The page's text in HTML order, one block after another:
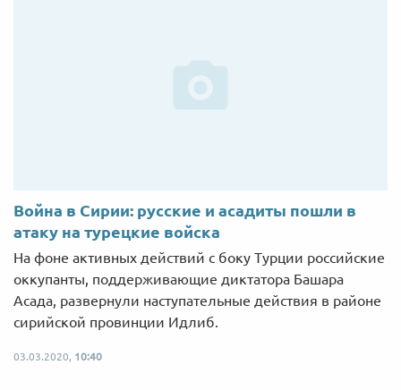
Война в Сирии: русские и асадиты пошли в
атаку на турецкие войска
На фоне активных действий с боку Турции российские
оккупанты, поддерживающие диктатора Башара
Асада, развернули наступательные действия в районе
сирийской провинции Идлиб.
03.03.2020, 10:40